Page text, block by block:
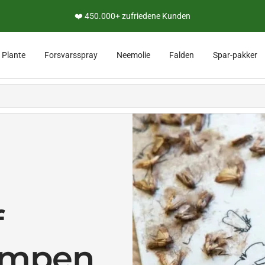
❤️ 450.000+ zufriedene Kunden
Plante Forsvarsspray Neemolie Falden Spar-pakker